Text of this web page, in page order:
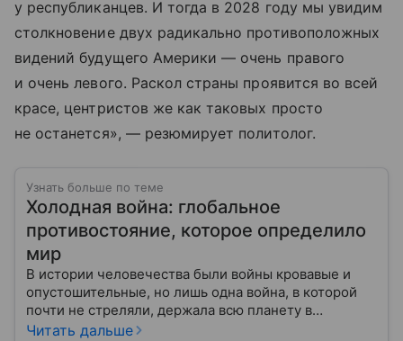
у республиканцев. И тогда в 2028 году мы увидим
столкновение двух радикально противоположных
видений будущего Америки — очень правого
и очень левого. Раскол страны проявится во всей
красе, центристов же как таковых просто
не останется», — резюмирует политолог.
Узнать больше по теме
Холодная война: глобальное
противостояние, которое определило
мир
В истории человечества были войны кровавые и
опустошительные, но лишь одна война, в которой
почти не стреляли, держала всю планету в
напряжении более четырех десятилетий. Холодная
Читать дальше